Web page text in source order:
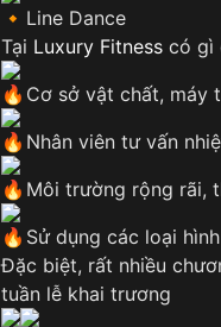
Line Dance
Tại Luxury Fitness có gì
Cơ sở vật chất, máy
Nhân viên tư vấn
Môi trường rộng rãi,
Sử dụng các loại
Đặc biệt, rất nhiều
tuần lễ khai trương